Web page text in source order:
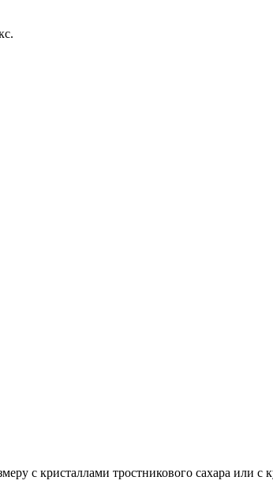
с кристаллами тростникового сахара или с